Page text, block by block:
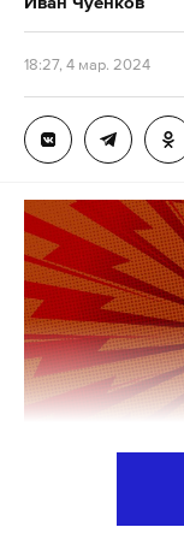
18:27, 4 мар. 2024